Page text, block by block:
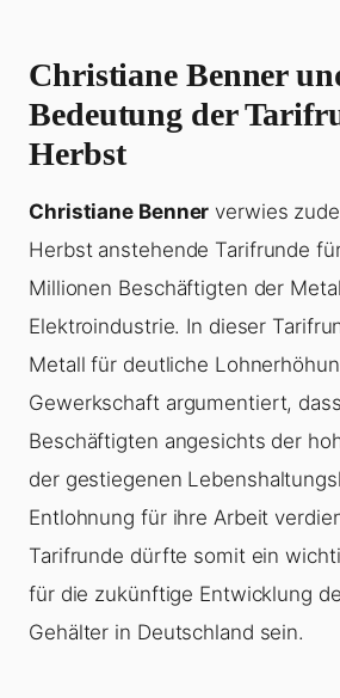
Christiane Benner
Bedeutung der
Herbst
Christiane Benner verwies
Herbst anstehende Tarifrunde
Millionen Beschäftigten der
Elektroindustrie. In dieser
Metall für deutliche
Gewerkschaft argumentiert,
Beschäftigten angesichts der
der gestiegenen
Entlohnung für ihre Arbeit
Tarifrunde dürfte somit ein
für die zukünftige Entwicklung
Gehälter in Deutschland sein.